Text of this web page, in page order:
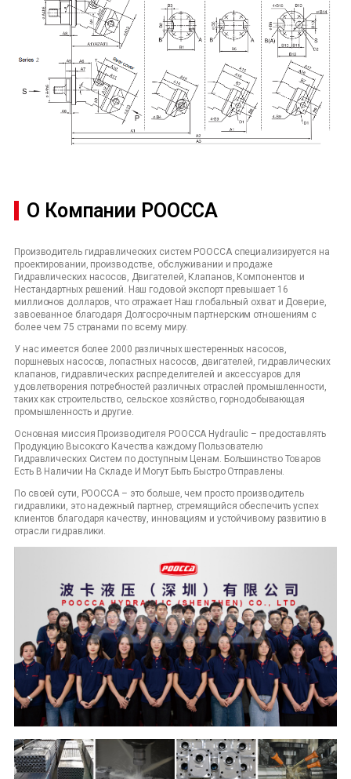
О Компании POOCCA
Производитель гидравлических систем POOCCA специализируется на
проектировании, производстве, обслуживании и продаже
Гидравлических насосов, Двигателей, Клапанов, Компонентов и
Нестандартных решений. Наш годовой экспорт превышает 16
миллионов долларов, что отражает Наш глобальный охват и Доверие,
завоеванное благодаря Долгосрочным партнерским отношениям с
более чем 75 странами по всему миру.
У нас имеется более 2000 различных шестеренных насосов,
поршневых насосов, лопастных насосов, двигателей, гидравлических
клапанов, гидравлических распределителей и аксессуаров для
удовлетворения потребностей различных отраслей промышленности,
таких как строительство, сельское хозяйство, горнодобывающая
промышленность и другие.
Основная миссия Производителя POOCCA Hydraulic – предоставлять
Продукцию Высокого Качества каждому Пользователю
Гидравлических Систем по доступным Ценам. Большинство Товаров
Есть В Наличии На Складе И Могут Быть Быстро Отправлены.
По своей сути, POOCCA – это больше, чем просто производитель
гидравлики, это надежный партнер, стремящийся обеспечить успех
клиентов благодаря качеству, инновациям и устойчивому развитию в
отрасли гидравлики.